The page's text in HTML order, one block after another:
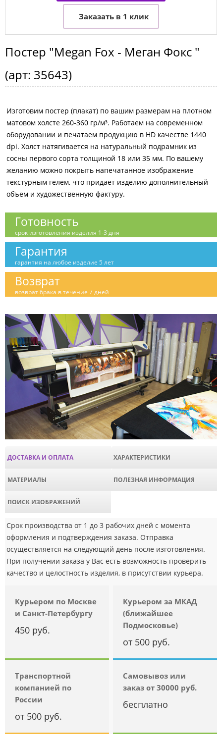
Постер "Megan Fox - Меган Фокс "
(арт: 35643)
Изготовим постер (плакат) по вашим размерам на плотном
матовом холсте 260-360 гр/м³. Работаем на современном
оборудовании и печатаем продукцию в HD качестве 1440
dpi. Холст натягивается на натуральный подрамник из
сосны первого сорта толщиной 18 или 35 мм. По вашему
желанию можно покрыть напечатанное изображение
текстурным гелем, что придает изделию дополнительный
объем и художественную фактуру.
Готовность
срок изготовления изделия 1-3 дня
Гарантия
гарантия на любое изделие 5 лет
Возврат
возврат брака в течение 7 дней
ДОСТАВКА И ОПЛАТА ХАРАКТЕРИСТИКИ
МАТЕРИАЛЫ ПОЛЕЗНАЯ ИНФОРМАЦИЯ
ПОИСК ИЗОБРАЖЕНИЙ
Срок производства от 1 до 3 рабочих дней с момента
оформления и подтверждения заказа. Отправка
осуществляется на следующий день после изготовления.
При получении заказа у Вас есть возможность проверить
качество и целостность изделия, в присутствии курьера.
Курьером по Москве
и Санкт-Петербургу
450 руб.
Курьером за МКАД
(ближайшее
Подмосковье)
от 500 руб.
Транспортной
компанией по
России
от 500 руб.
Самовывоз или
заказ от 30000 руб.
бесплатно